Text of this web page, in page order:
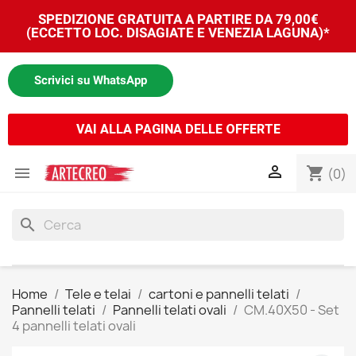
SPEDIZIONE GRATUITA A PARTIRE DA 79,00€
(ECCETTO LOC. DISAGIATE E VENEZIA LAGUNA)*
Scrivici su WhatsApp
VAI ALLA PAGINA DELLE OFFERTE
 shopping_cart (0)

search
Home Tele e telai
cartoni e pannelli telati
Pannelli telati
Pannelli telati ovali
CM.40X50 - Set
4 pannelli telati ovali